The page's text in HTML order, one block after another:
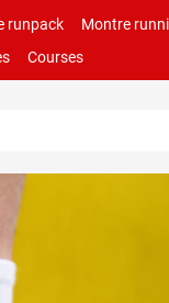
runpack Montre
Courses